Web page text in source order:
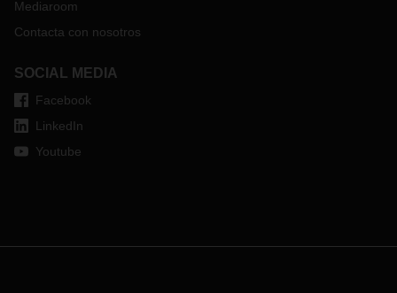
Mediaroom
Contacta con nosotros
SOCIAL MEDIA
Facebook
LinkedIn
Youtube